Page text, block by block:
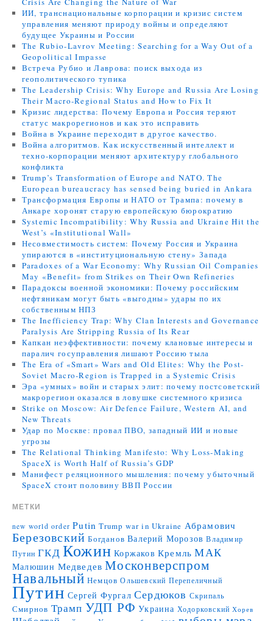
ИИ, транснациональные корпорации и кризис систем
управления меняют природу войны и определяют
будущее Украины и России
The Rubio-Lavrov Meeting: Searching for a Way Out of a
Geopolitical Impasse
Встреча Рубио и Лаврова: поиск выхода из
геополитического тупика
The Leadership Crisis: Why Europe and Russia Are Losing
Their Macro-Regional Status and How to Fix It
Кризис лидерства: Почему Европа и Россия теряют
статус макрорегионов и как это исправить
Война в Украине переходит в другое качество.
Война алгоритмов. Как искусственный интеллект и
техно-корпорации меняют архитектуру глобального
конфликта
Trump’s Transformation of Europe and NATO. The
European bureaucracy has sensed being buried in Ankara
Трансформация Европы и НАТО от Трампа: почему в
Анкаре хоронят старую европейскую бюрократию
Systemic Incompatibility: Why Russia and Ukraine Hit the
West’s «Institutional Wall»
Несовместимость систем: Почему Россия и Украина
упираются в «институциональную стену» Запада
Paradoxes of a War Economy: Why Russian Oil Companies
May «Benefit» from Strikes on Their Own Refineries
Парадоксы военной экономики: Почему российским
нефтяникам могут быть «выгодны» удары по их
собственным НПЗ
The Inefficiency Trap: Why Clan Interests and Governance
Paralysis Are Stripping Russia of Its Rear
Капкан неэффективности: почему клановые интересы и
паралич госуправления лишают Россию тыла
The Era of «Smart» Wars and Old Elites: Why the Post-
Soviet Macro-Region is Trapped in a Systemic Crisis
Эра «умных» войн и старых элит: почему постсоветский
макрорегион оказался в ловушке системного кризиса
Strike on Moscow: Air Defence Failure, Western AI, and
New Threats
Удар по Москве: провал ПВО, западный ИИ и новые
угрозы
The Relational Thinking Manifesto: Why Loss-Making
SpaceX is Worth Half of Russia’s GDP
Манифест реляционного мышления: почему убыточный
SpaceX стоит половину ВВП России
МЕТКИ
new world order Putin Trump war in Ukraine Абрамович
Березовский Богданов Валерий Морозов Владимир
Путин ГКД Кожин Коржаков Кремль МАК
Малюшин Медведев Москонверспром
Навальный Немцов Ольшевский Перепеличный
Путин Сергей Фургал Сердюков Скрипаль
Смирнов Трамп УДП РФ Украина Ходорковский Хорев